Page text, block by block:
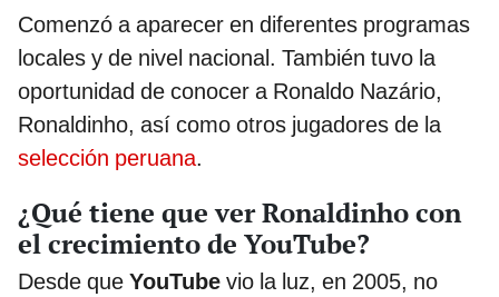
Comenzó a aparecer en diferentes programas
locales y de nivel nacional. También tuvo la
oportunidad de conocer a Ronaldo Nazário,
Ronaldinho, así como otros jugadores de la
selección peruana.
¿Qué tiene que ver Ronaldinho con
el crecimiento de YouTube?
Desde que YouTube vio la luz, en 2005, no